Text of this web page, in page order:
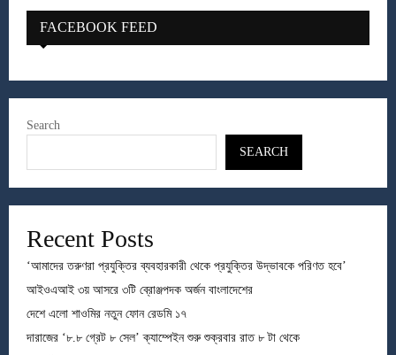
FACEBOOK FEED
Search
SEARCH
Recent Posts
‘আমাদের তরুণরা প্রযুক্তির ব্যবহারকারী থেকে প্রযুক্তির উদ্ভাবকে পরিণত হবে’
আইওএআই ৩য় আসরে ৩টি ব্রোঞ্জপদক অর্জন বাংলাদেশের
দেশে এলো শাওমির নতুন ফোন রেডমি ১৭
দারাজের ‘৮.৮ গ্রেট ৮ সেল’ ক্যাম্পেইন শুরু শুক্রবার রাত ৮ টা থেকে